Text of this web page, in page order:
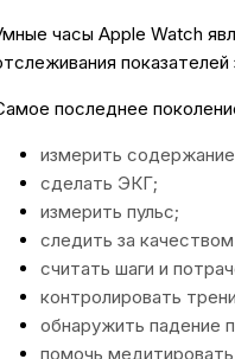
часы Apple Watch
последнее
измерить
сделать ЭКГ;
измерить пульс;
следить за
считать шаги и
контролировать
обнаружить падение
помочь